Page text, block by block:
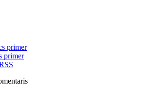
primer
primer